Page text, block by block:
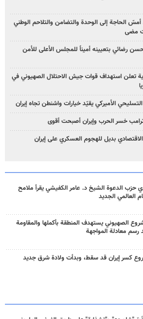
أمسّ الحاجة إلى الوحدة والتضامن والتلاحم الوطني
مضى
رضائي بتعيينه أميناً للمجلس الأعلى للأمن
تعلن استهداف قوات جيش الاحتلال الصهيوني في
الأميركي يقيّد خيارات واشنطن تجاه إيران
خسر الحرب وإيران أصبحت أقوى
بديل للهجوم العسكري على إيران
حزب الدعوة الشيخ د. عامر الكفيشي يقرأ ملامح
العالمي الجديد
الصهيوني يستهدف المنطقة بأكملها والمقاومة
رسم معادلة المواجهة
كسر إيران قد سقط، وبدأت ولادة شرق جديد